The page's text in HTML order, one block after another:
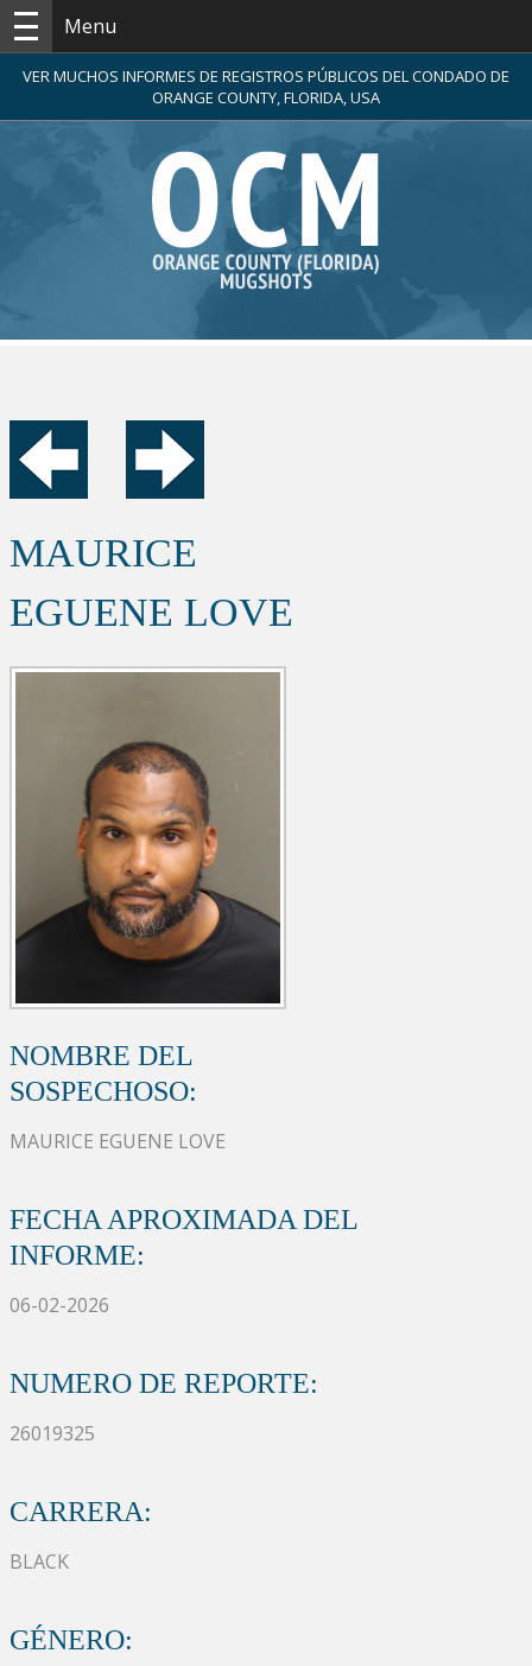
Menu
VER MUCHOS INFORMES DE REGISTROS PÚBLICOS DEL CONDADO DE
ORANGE COUNTY, FLORIDA, USA
MAURICE
EGUENE LOVE
NOMBRE DEL
SOSPECHOSO:
MAURICE EGUENE LOVE
FECHA APROXIMADA DEL
INFORME:
06-02-2026
NUMERO DE REPORTE:
26019325
CARRERA:
BLACK
GÉNERO: